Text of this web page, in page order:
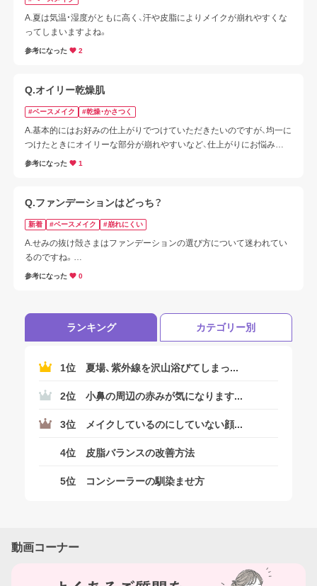
A.夏は気温・湿度がともに高く、汗や皮脂によりメイクが崩れやすくな
ってしまいますよね。
参考になった 2
Q.オイリー乾燥肌
#ベースメイク #乾燥・かさつく
A.基本的にはお好みの仕上がりでつけていただきたいのですが、均一に
つけたときにオイリーな部分が崩れやすいなど、仕上がりにお悩みが
ありますでしょうか。
参考になった 1
Q.ファンデーションはどっち？
新着 #ベースメイク #崩れにくい
A.せみの抜け殻さまはファンデーションの選び方について迷われてい
るのですね。
２つのファンデーションの特長やおすすめポイントをご紹介します。
参考になった 0
ランキング カテゴリー別
1位 夏場、紫外線を沢山浴びてしまっ...
2位 小鼻の周辺の赤みが気になります...
3位 メイクしているのにしていない顔...
4位 皮脂バランスの改善方法
5位 コンシーラーの馴染ませ方
動画コーナー